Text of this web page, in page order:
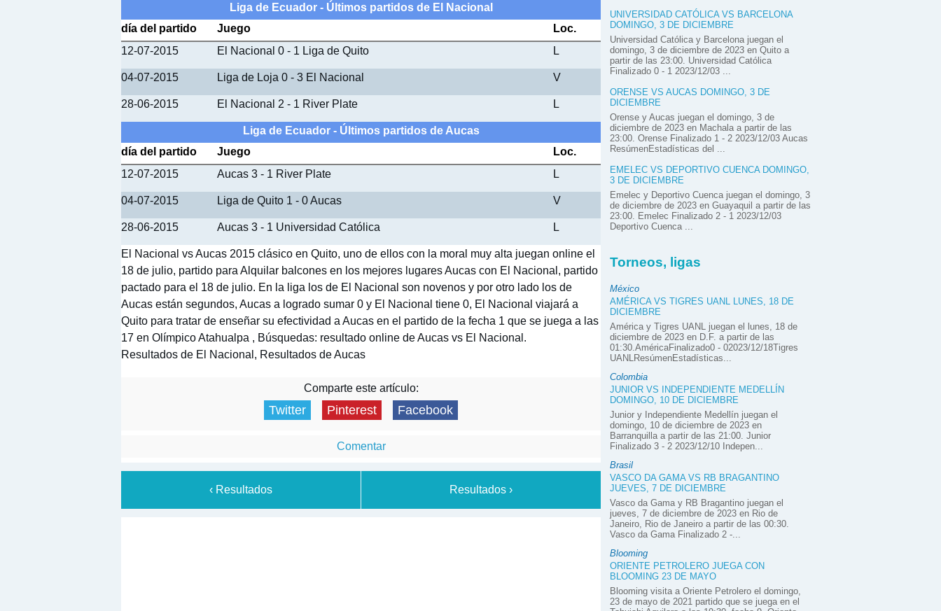
Liga de Ecuador - Últimos partidos de El Nacional
día del partido
Juego
Loc.
12-07-2015
El Nacional 0 - 1 Liga de Quito L
04-07-2015 Liga de Loja 0 - 3 El Nacional V
28-06-2015 El Nacional 2 - 1 River Plate L
Liga de Ecuador - Últimos partidos de Aucas
día del partido
Juego
Loc.
12-07-2015
Aucas 3 - 1 River Plate L
04-07-2015 Liga de Quito 1 - 0 Aucas V
28-06-2015 Aucas 3 - 1 Universidad Católica L
El Nacional vs Aucas 2015 clásico en Quito, uno de ellos con la moral muy alta juegan online el
18 de julio, partido para Alquilar balcones en los mejores lugares Aucas con El Nacional, partido
pactado para el 18 de julio. En la liga los de El Nacional son novenos y por otro lado los de
Aucas están segundos, Aucas a logrado sumar 0 y El Nacional tiene 0, El Nacional viajará a
Quito para tratar de enseñar su efectividad a Aucas en el partido de la fecha 1 que se juega a las
17 en Olímpico Atahualpa , Búsquedas: resultado online de Aucas vs El Nacional.
Resultados de El Nacional, Resultados de Aucas
Comparte este artículo:
Twitter Pinterest Facebook
Comentar
‹ Resultados Resultados ›
UNIVERSIDAD CATÓLICA VS BARCELONA
DOMINGO, 3 DE DICIEMBRE
Universidad Católica y Barcelona juegan el
domingo, 3 de diciembre de 2023 en Quito a
partir de las 23:00. Universidad Católica
Finalizado 0 - 1 2023/12/03 ...
ORENSE VS AUCAS DOMINGO, 3 DE
DICIEMBRE
Orense y Aucas juegan el domingo, 3 de
diciembre de 2023 en Machala a partir de las
23:00. Orense Finalizado 1 - 2 2023/12/03 Aucas
ResúmenEstadísticas del ...
EMELEC VS DEPORTIVO CUENCA DOMINGO,
3 DE DICIEMBRE
Emelec y Deportivo Cuenca juegan el domingo, 3
de diciembre de 2023 en Guayaquil a partir de las
23:00. Emelec Finalizado 2 - 1 2023/12/03
Deportivo Cuenca ...
Torneos, ligas
México
AMÉRICA VS TIGRES UANL LUNES, 18 DE
DICIEMBRE
América y Tigres UANL juegan el lunes, 18 de
diciembre de 2023 en D.F. a partir de las
01:30.AméricaFinalizado0 - 02023/12/18Tigres
UANLResúmenEstadísticas...
Colombia
JUNIOR VS INDEPENDIENTE MEDELLÍN
DOMINGO, 10 DE DICIEMBRE
Junior y Independiente Medellín juegan el
domingo, 10 de diciembre de 2023 en
Barranquilla a partir de las 21:00. Junior
Finalizado 3 - 2 2023/12/10 Indepen...
Brasil
VASCO DA GAMA VS RB BRAGANTINO
JUEVES, 7 DE DICIEMBRE
Vasco da Gama y RB Bragantino juegan el
jueves, 7 de diciembre de 2023 en Rio de
Janeiro, Rio de Janeiro a partir de las 00:30.
Vasco da Gama Finalizado 2 -...
Blooming
ORIENTE PETROLERO JUEGA CON
BLOOMING 23 DE MAYO
Blooming visita a Oriente Petrolero el domingo,
23 de mayo de 2021 partido que se juega en el